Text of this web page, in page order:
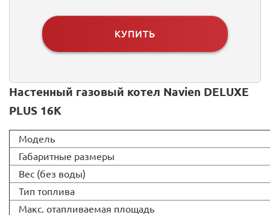
КУПИТЬ
Настенный газовый котел Navien DELUXE
PLUS 16K
Модель
Габаритные размеры
Вес (без воды)
Тип топлива
Макс. отапливаемая площадь